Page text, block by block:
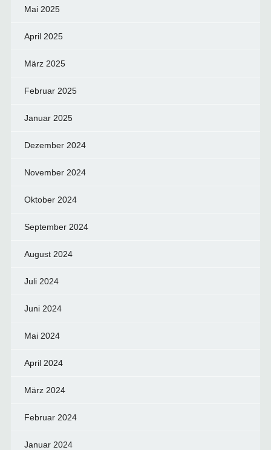
Mai 2025
April 2025
März 2025
Februar 2025
Januar 2025
Dezember 2024
November 2024
Oktober 2024
September 2024
August 2024
Juli 2024
Juni 2024
Mai 2024
April 2024
März 2024
Februar 2024
Januar 2024